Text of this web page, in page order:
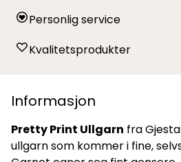
Personlig service
Kvalitetsprodukter
Informasjon
Pretty Print Ullgarn fra
ullgarn som kommer i fine,